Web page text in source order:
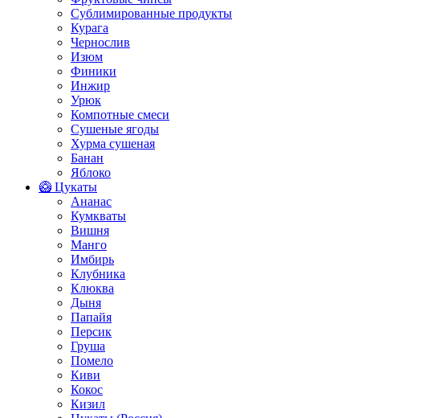
Сублимированные продукты
Курага
Чернослив
Изюм
Финики
Инжир
Урюк
Компотные смеси
Сушеные ягоды
Хурма сушеная
Банан
Яблоко
🥝 Цукаты
Ананас
Кумкваты
Вишня
Манго
Имбирь
Клубника
Клюква
Дыня
Папайя
Персик
Груша
Помело
Киви
Кокос
Кизил